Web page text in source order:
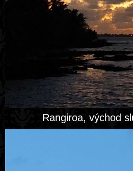
Rangiroa, východ